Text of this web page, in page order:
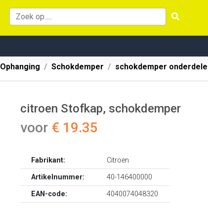
Ophanging Schokdemper schokdemper
citroen Stofkap, schokdemper
voor € 19.35
Fabrikant:
Citroen
Artikelnummer:
40-146400000
EAN-code:
4040074048320